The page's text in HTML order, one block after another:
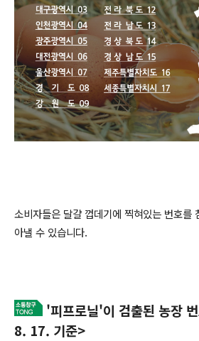
소비자들은 달걀 껍데기에 찍혀있는 번호를
아낼 수 있습니다.
'피프로닐'이 검출된 농장
8. 17. 기준>